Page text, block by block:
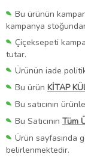
Bu ürünün
kampanya
Çiçeksepeti
tutar.
Ürünün iade
Bu ürün KİTAP
Bu satıcının
Bu Satıcının Tüm
Ürün sayfasında
belirlenmektedir.